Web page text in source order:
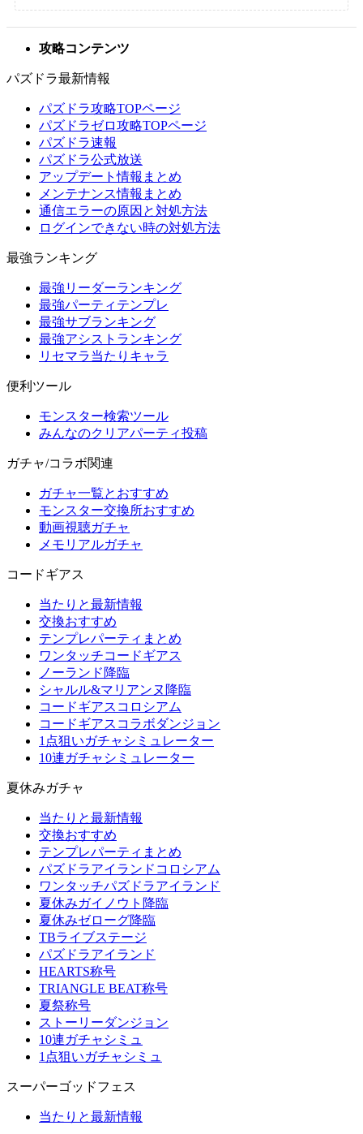
攻略コンテンツ
パズドラ最新情報
パズドラ攻略TOPページ
パズドラゼロ攻略TOPページ
パズドラ速報
パズドラ公式放送
アップデート情報まとめ
メンテナンス情報まとめ
通信エラーの原因と対処方法
ログインできない時の対処方法
最強ランキング
最強リーダーランキング
最強パーティテンプレ
最強サブランキング
最強アシストランキング
リセマラ当たりキャラ
便利ツール
モンスター検索ツール
みんなのクリアパーティ投稿
ガチャ/コラボ関連
ガチャ一覧とおすすめ
モンスター交換所おすすめ
動画視聴ガチャ
メモリアルガチャ
コードギアス
当たりと最新情報
交換おすすめ
テンプレパーティまとめ
ワンタッチコードギアス
ノーランド降臨
シャルル&マリアンヌ降臨
コードギアスコロシアム
コードギアスコラボダンジョン
1点狙いガチャシミュレーター
10連ガチャシミュレーター
夏休みガチャ
当たりと最新情報
交換おすすめ
テンプレパーティまとめ
パズドラアイランドコロシアム
ワンタッチパズドラアイランド
夏休みガイノウト降臨
夏休みゼローグ降臨
TBライブステージ
パズドラアイランド
HEARTS称号
TRIANGLE BEAT称号
夏祭称号
ストーリーダンジョン
10連ガチャシミュ
1点狙いガチャシミュ
スーパーゴッドフェス
当たりと最新情報